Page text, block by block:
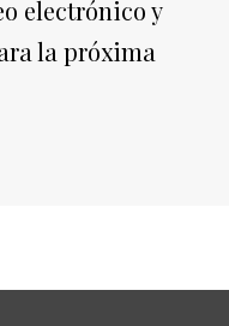
electrónico y
la próxima